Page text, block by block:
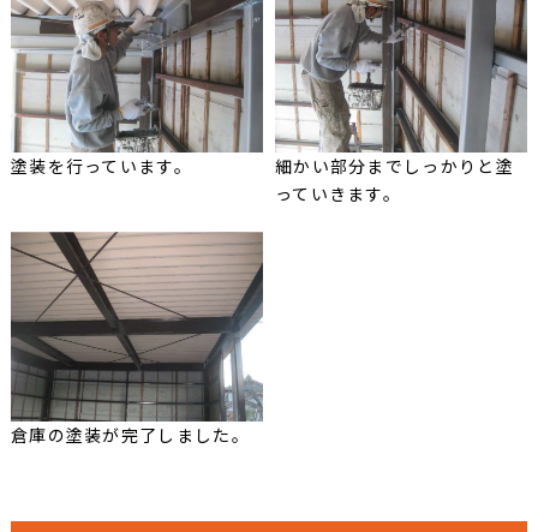
塗装を行っています。
細かい部分までしっかりと塗
っていきます。
倉庫の塗装が完了しました。